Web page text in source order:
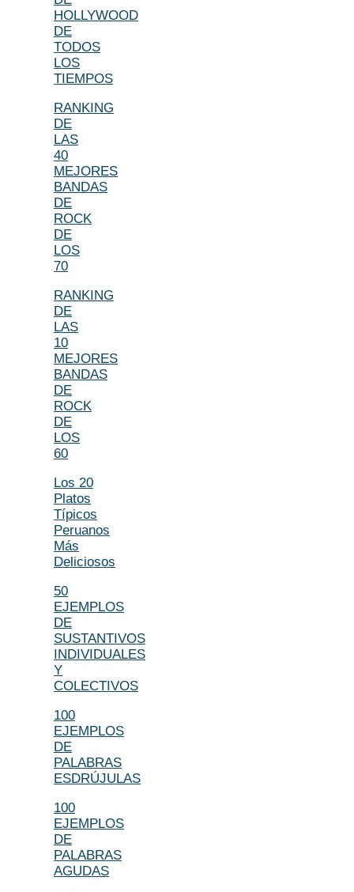
HOLLYWOOD
DE
TODOS
LOS
TIEMPOS
RANKING
DE
LAS
40
MEJORES
BANDAS
DE
ROCK
DE
LOS
70
RANKING
DE
LAS
10
MEJORES
BANDAS
DE
ROCK
DE
LOS
60
Los 20
Platos
Típicos
Peruanos
Más
Deliciosos
50
EJEMPLOS
DE
SUSTANTIVOS
INDIVIDUALES
Y
COLECTIVOS
100
EJEMPLOS
DE
PALABRAS
ESDRÚJULAS
100
EJEMPLOS
DE
PALABRAS
AGUDAS